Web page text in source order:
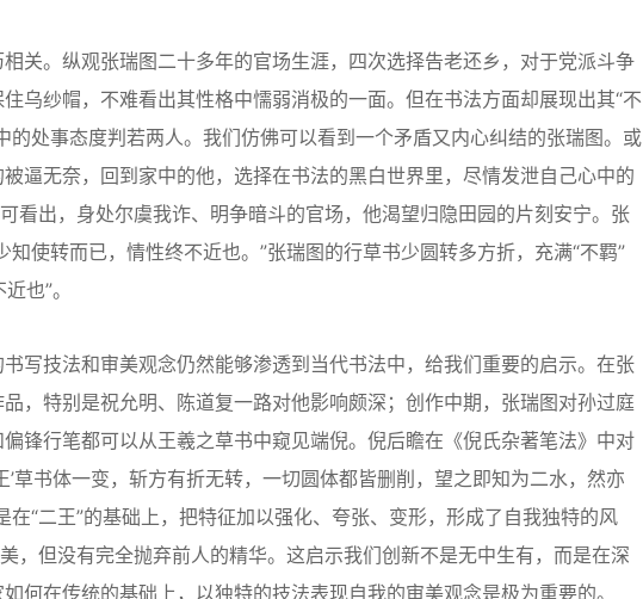
。纵观张瑞图二十多年的官场生涯，四次选择告老还乡，对于党派斗争
乌纱帽，不难看出其性格中懦弱消极的一面。但在书法方面却展现出其“不
的处事态度判若两人。我们仿佛可以看到一个矛盾又内心纠结的张瑞图。或
逼无奈，回到家中的他，选择在书法的黑白世界里，尽情发泄自己心中的
看出，身处尔虞我诈、明争暗斗的官场，他渴望归隐田园的片刻安宁。张
使转而已，情性终不近也。”张瑞图的行草书少圆转多方折，充满“不羁”
也”。
技法和审美观念仍然能够渗透到当代书法中，给我们重要的启示。在张
，特别是祝允明、陈道复一路对他影响颇深；创作中期，张瑞图对孙过庭
锋行笔都可以从王羲之草书中窥见端倪。倪后瞻在《倪氏杂著笔法》中对
’草书体一变，斩方有折无转，一切圆体都皆删削，望之即知为二水，然亦
“二王”的基础上，把特征加以强化、夸张、变形，形成了自我独特的风
，但没有完全抛弃前人的精华。这启示我们创新不是无中生有，而是在深
何在传统的基础上，以独特的技法表现自我的审美观念是极为重要的。